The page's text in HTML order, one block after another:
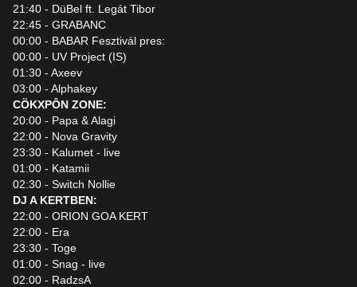
21:40 - DüBel ft. Legát Tibor
22:45 - GRABANC
00:00 - BABAR Fesztivál pres:
00:00 - UV Project (IS)
01:30 - Axeev
03:00 - Alphakey
CÖKXPÔN ZONE:
20:00 - Papa & Alagi
22:00 - Nova Gravity
23:30 - Kalumet - live
01:00 - Katamii
02:30 - Switch Nollie
DJ A KERTBEN:
22:00 - ORION GOA KERT
22:00 - Era
23:30 - Toge
01:00 - Snag - live
02:00 - RadzsA